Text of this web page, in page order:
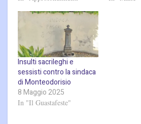
Insulti sacrileghi e
sessisti contro la sindaca
di Monteodorisio
8 Maggio 2025
In "Il Guastafeste"